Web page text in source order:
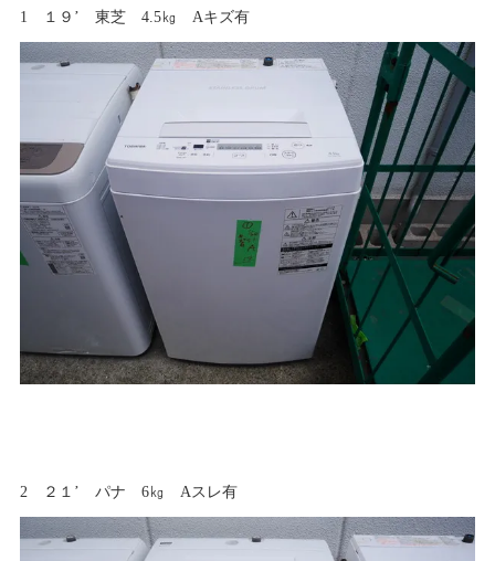
1 １９’ 東芝 4.5㎏ Aキズ有
2 ２１’ パナ 6㎏ Aスレ有